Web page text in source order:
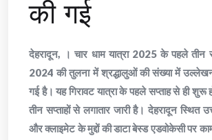
की गई
देहरादून, । चार धाम यात्रा 2025 के पहले तीन
2024 की तुलना में श्रद्धालुओं की संख्या में
गई है। यह गिरावट यात्रा के पहले सप्ताह से ही शुरू
तीन सप्ताहों से लगातार जारी है। देहरादून स्थित
और क्लाइमेट के मुद्दों की डाटा बेस्ड एडवोकेसी पर